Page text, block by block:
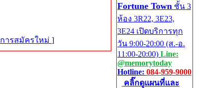
ารสมัครใหม่ ]
Fortune Town ชั้น 3
ห้อง 3R22, 3E23,
3E24 เปิดบริการทุก
วัน 9:00-20:00 (ส.-อ.
11:00-20:00) Line:
@memorytoday
Hotline: 084-959-9000
คลิ๊กดูแผนที่และ